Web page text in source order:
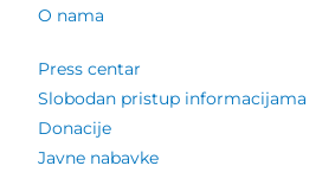
O nama
Press centar
Slobodan pristup informacijama
Donacije
Javne nabavke